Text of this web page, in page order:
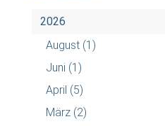
2026
August (1)
Juni (1)
April (5)
März (2)